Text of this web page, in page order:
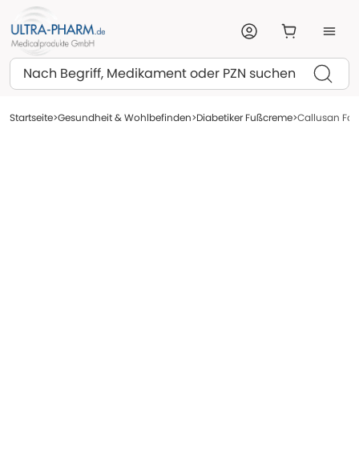
Suchen
Startseite Gesundheit & Wohlbefinden Diabetiker Fußcreme Callusan